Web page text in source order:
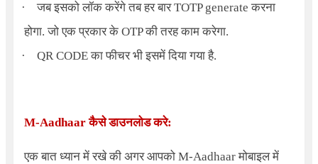
·
जब इसको लॉक करेंगे तब हर बार TOTP generate करना
होगा. जो एक प्रकार के OTP की तरह काम करेगा.
·
QR CODE का फीचर भी इसमें दिया गया है.
M-Aadhaarकैसे डाउनलोड करे:
एक बात ध्यान में रखे की अगर आपको M-Aadhaarमोबाइल में